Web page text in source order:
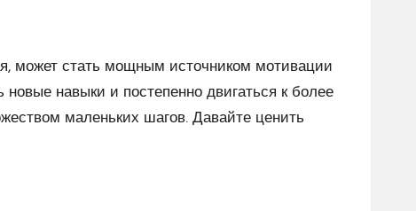
может стать мощным источником мотивации
навыки и постепенно двигаться к более
маленьких шагов. Давайте ценить